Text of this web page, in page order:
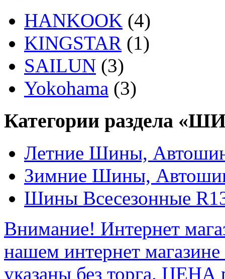
HANKOOK (4)
KINGSTAR (1)
SAILUN (3)
Yokohama (3)
Категории раздела
Летние Шины,
Зимние Шины,
Шины Всесезонные
Внимание! Интернет
нашем интернет
указаны без торга.